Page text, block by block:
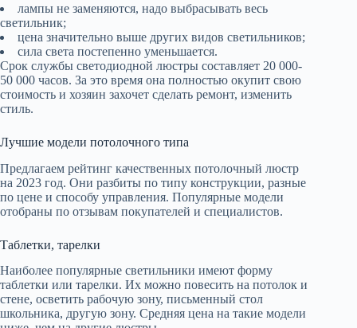
лампы не заменяются, надо выбрасывать весь
светильник;
цена значительно выше других видов светильников;
сила света постепенно уменьшается.
Срок службы светодиодной люстры составляет 20 000-
50 000 часов. За это время она полностью окупит свою
стоимость и хозяин захочет сделать ремонт, изменить
стиль.
Лучшие модели потолочного типа
Предлагаем рейтинг качественных потолочный люстр
на 2023 год. Они разбиты по типу конструкции, разные
по цене и способу управления. Популярные модели
отобраны по отзывам покупателей и специалистов.
Таблетки, тарелки
Наиболее популярные светильники имеют форму
таблетки или тарелки. Их можно повесить на потолок и
стене, осветить рабочую зону, письменный стол
школьника, другую зону. Средняя цена на такие модели